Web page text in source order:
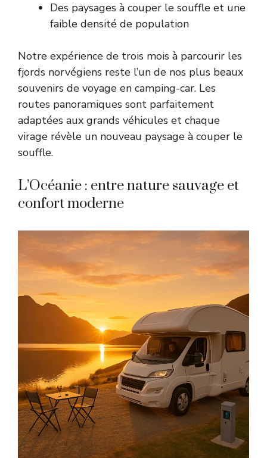
Des paysages à couper le souffle et une
faible densité de population
Notre expérience de trois mois à parcourir les
fjords norvégiens reste l’un de nos plus beaux
souvenirs de voyage en camping-car. Les
routes panoramiques sont parfaitement
adaptées aux grands véhicules et chaque
virage révèle un nouveau paysage à couper le
souffle.
L’Océanie : entre nature sauvage et
confort moderne